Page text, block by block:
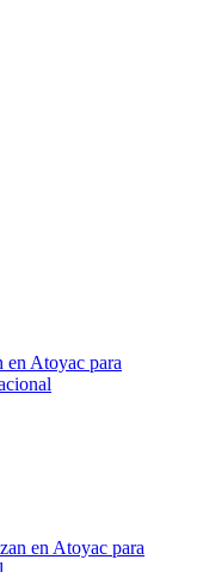
en Atoyac para
en Atoyac para